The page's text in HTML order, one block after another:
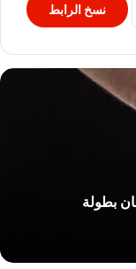
نسخ الرابط
بطولة